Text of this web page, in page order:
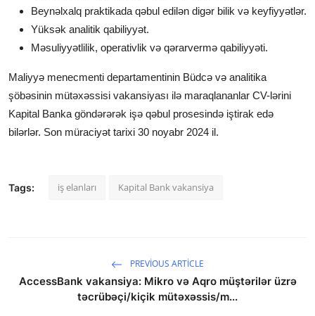
Beynəlxalq praktikada qəbul edilən digər bilik və keyfiyyətlər.
Yüksək analitik qabiliyyət.
Məsuliyyətlilik, operativlik və qərarvermə qabiliyyəti.
Maliyyə menecmenti departamentinin Büdcə və analitika
şöbəsinin mütəxəssisi vakansiyası ilə maraqlananlar CV-lərini
Kapital Banka göndərərək işə qəbul prosesində iştirak edə
bilərlər. Son müraciyət tarixi 30 noyabr 2024 il.
Tags: iş elanları Kapital Bank vakansiya
PREVIOUS ARTICLE
AccessBank vakansiya: Mikro və Aqro müştərilər üzrə
təcrübəçi/kiçik mütəxəssis/m...